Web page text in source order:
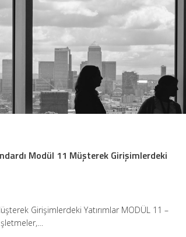
Modül 11 Müşterek Girişimlerdeki
Girişimlerdeki Yatırımlar MODÜL 11 –
İşletmeler,…